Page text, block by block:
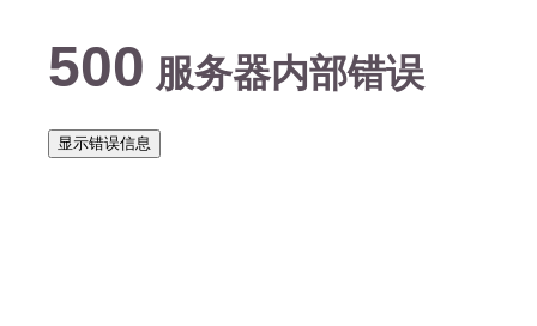
500 服务器内部错误